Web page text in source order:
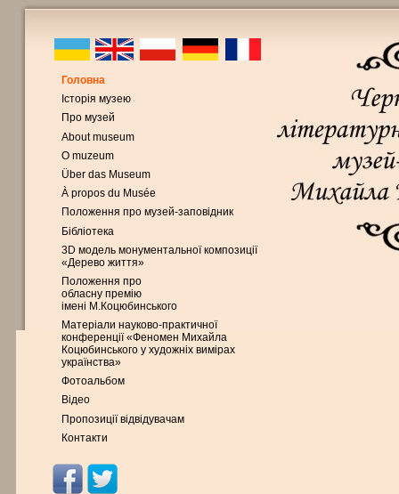
Головна
Історія музею
Про музей
About museum
O muzeum
Über das Museum
À propos du Musée
Положення про музей-заповідник
Бібліотека
3D модель монументальної композиції
«Дерево життя»
Положення про
обласну премію
імені М.Коцюбинського
Матеріали науково-практичної
конференції «Феномен Михайла
Коцюбинського у художніх вимірах
українства»
Фотоальбом
Відео
Пропозиції відвідувачам
Контакти